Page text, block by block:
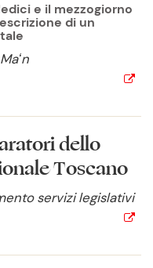
e il mezzogiorno
di un
dello
Toscano
servizi legislativi